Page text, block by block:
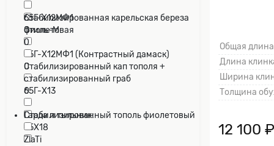
0
Стиль-М
0
65Г-Х12МФ1
0
65Г-Х12МФ1 (Контрастный дамаск)
0
65Г-Х13
0
95Х18
0
Cтабилизированная карельская береза
фиолетовая
0
Cтабилизированный кап тополя +
стабилизированный граб
0
Cтабилизированный тополь фиолетовый
0
Гарда и тыльник:
ZlaTi
Общая
Длина
Ширина
Толщина
12 100 ₽